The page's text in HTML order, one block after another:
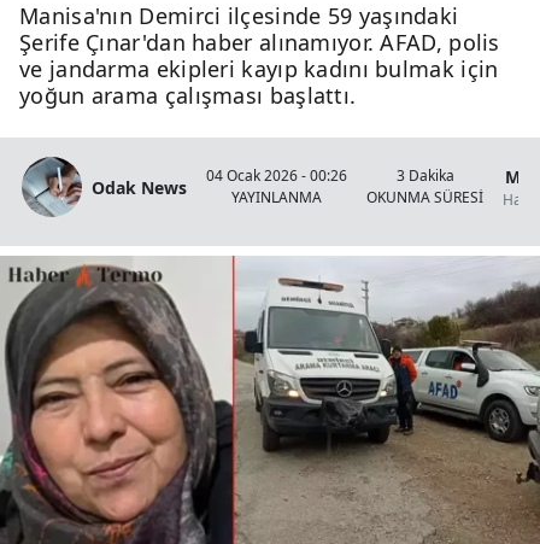
Manisa'nın Demirci ilçesinde 59 yaşındaki
Şerife Çınar'dan haber alınamıyor. AFAD, polis
ve jandarma ekipleri kayıp kadını bulmak için
yoğun arama çalışması başlattı.
Odak News
04 Ocak 2026 - 00:26
YAYINLANMA
3 Dakika
OKUNMA SÜRESİ